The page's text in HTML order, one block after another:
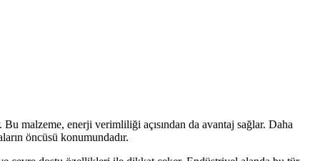
malzeme, enerji verimliliği açısından da avantaj sağlar. Daha
öncüsü konumundadır.